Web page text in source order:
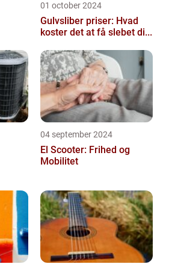
01 october 2024
Gulvsliber priser: Hvad
koster det at få slebet di...
04 september 2024
El Scooter: Frihed og
Mobilitet